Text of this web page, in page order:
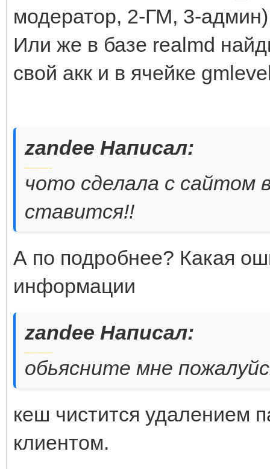
модератор, 2-ГМ, 3-админ)
Или же в базе realmd
свой акк и в ячейке
zandee Написал:
Добавлено через 2 минуты
чото сделала с сайтом
ставится!!
А по подробнее? Какая
информации
zandee Написал:
Добавлено через 31 минуту
обьясните мне
кеш чистится удалением
клиентом.